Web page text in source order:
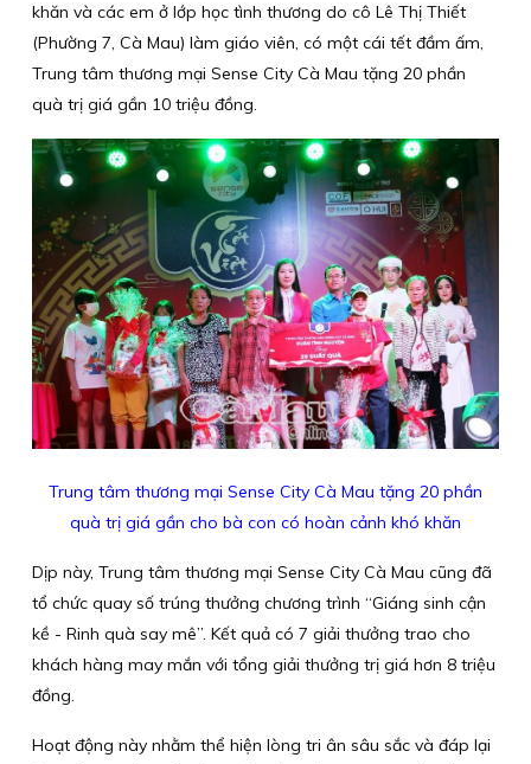
khăn và các em ở lớp học tình thương do cô Lê Thị Thiết
(Phường 7, Cà Mau) làm giáo viên, có một cái tết đầm ấm,
Trung tâm thương mại Sense City Cà Mau tặng 20 phần
quà trị giá gần 10 triệu đồng.
Trung tâm thương mại Sense City Cà Mau tặng 20 phần
quà trị giá gần cho bà con có hoàn cảnh khó khăn
Dịp này, Trung tâm thương mại Sense City Cà Mau cũng đã
tổ chức quay số trúng thưởng chương trình “Giáng sinh cận
kề - Rinh quà say mê”. Kết quả có 7 giải thưởng trao cho
khách hàng may mắn với tổng giải thưởng trị giá hơn 8 triệu
đồng.
Hoạt động này nhằm thể hiện lòng tri ân sâu sắc và đáp lại